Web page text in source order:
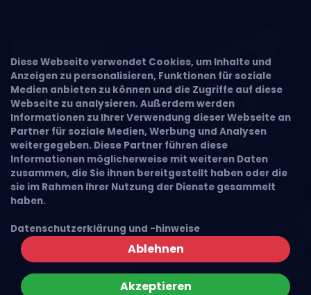
Diese Webseite verwendet Cookies, um Inhalte und
Anzeigen zu personalisieren, Funktionen für soziale
Medien anbieten zu können und die Zugriffe auf diese
Webseite zu analysieren. Außerdem werden
Informationen zu Ihrer Verwendung dieser Webseite an
Partner für soziale Medien, Werbung und Analysen
weitergegeben. Diese Partner führen diese
Informationen möglicherweise mit weiteren Daten
zusammen, die Sie ihnen bereitgestellt haben oder die
sie im Rahmen Ihrer Nutzung der Dienste gesammelt
haben.
Datenschutzerklärung und -hinweise
Ablehnen
Akzeptieren